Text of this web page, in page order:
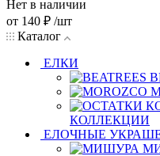
Нет в наличии
от 140 ₽ /шт
Каталог
ЕЛКИ
КОЛЛЕКЦИИ
ЕЛОЧНЫЕ